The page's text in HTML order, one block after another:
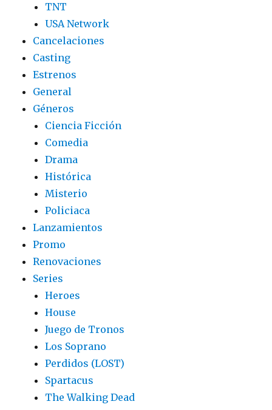
TNT
USA Network
Cancelaciones
Casting
Estrenos
General
Géneros
Ciencia Ficción
Comedia
Drama
Histórica
Misterio
Policiaca
Lanzamientos
Promo
Renovaciones
Series
Heroes
House
Juego de Tronos
Los Soprano
Perdidos (LOST)
Spartacus
The Walking Dead